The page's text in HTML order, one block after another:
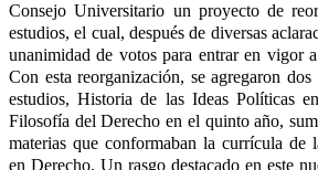
Consejo Universitario un proyecto de
estudios, el cual, después de diversas
unanimidad de votos para entrar en vigor
Con esta reorganización, se agregaron
estudios, Historia de las Ideas Políticas
Filosofía del Derecho en el quinto año,
materias que conformaban la currícula de
en Derecho. Un rasgo destacado en este